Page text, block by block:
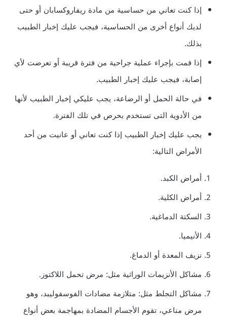
إذا كنت تعاني من حساسية من مادة ريفاروكسابان أو حتى
لديك أنواع أخرى من الحساسية، فيجب عليك إخبار الطبيب
بذلك.
إذا قمت بإجراء عملية جراحية من فترة قريبة أو تعرضت لأي
إصابة، فيجب عليك إخبار الطبيب.
في حالة الحمل أو الرضاعة، يجب عليكي إخبار الطبيب لأنها
من الأدوية التى تستخدم بحرص في تلك الفترة.
يجب عليك إخبار الطبيب إذا كنت تعاني أو عانيت من أحد
الأمراض التالية:
أمراض الكبد.
أمراض الكلية.
السكتة الدماغية.
الأنيميا.
نزيف المعدة أو الدماغ.
مشاكل الأنزيمات الوراثية مثل: مرض تحمل اللاكتوز.
مشاكل التجلط مثل: متلازمة مضادات الفوسفوليبد، وهو
مرض مناعي، تقوم الأجسام المضادة بمهاجمة بعض أنواع